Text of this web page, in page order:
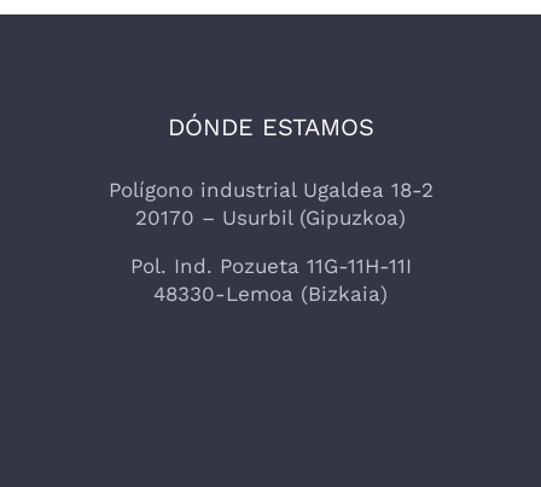
DÓNDE ESTAMOS
Polígono industrial Ugaldea 18-2
20170 – Usurbil (Gipuzkoa)
Pol. Ind. Pozueta 11G-11H-11I
48330-Lemoa (Bizkaia)